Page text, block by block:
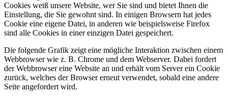
Cookies weiß unsere Website, wer Sie sind und bietet Ihnen die
Einstellung, die Sie gewohnt sind. In einigen Browsern hat jedes
Cookie eine eigene Datei, in anderen wie beispielsweise Firefox
sind alle Cookies in einer einzigen Datei gespeichert.
Die folgende Grafik zeigt eine mögliche Interaktion zwischen einem
Webbrowser wie z. B. Chrome und dem Webserver. Dabei fordert
der Webbrowser eine Website an und erhält vom Server ein Cookie
zurück, welches der Browser erneut verwendet, sobald eine andere
Seite angefordert wird.